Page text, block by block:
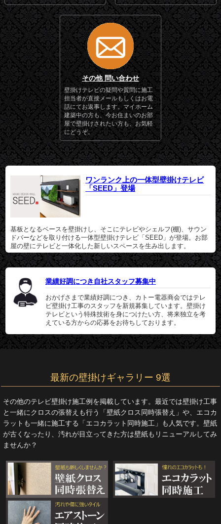
その他 問い合わせ
壁掛けテレビの疑問や質問に施工
担当者が直接メールもしくはお電
話にてお返事します。マイホーム
建築中の方も、今お住まいのお部
屋で壁掛けされたい方も、お気軽
にどうぞ。
ワンランク上の一体型壁掛けテレビ
「SEED」登場
基板となるベースを壁掛けし、そこにテレビやシェルフ(棚)、サウン
ドバーなどを取り付ける一体型壁掛けテレビ「SEED」が登場。お部
屋の壁にテレビと一体化した新しいスペースを生み出します。
業績好調につき自社スタッフ募集中
おかげさまで業績好調につき、カトー電器商会ではテレ
ビ壁掛け工事のスタッフを新規募集しています。壁掛け
テレビという特殊技術を身につけたい方、将来独立を考
えている方からの応募をお待ちしております。
最新の壁掛けギャラリー 9選
その他のテレビ壁掛け施工例を掲載しています。最近では壁掛け工事
と一緒にクロスの張替えも行う「壁紙クロス同時張替え」や、エコカ
ラットも一緒に施工する「エコカラット同時施工」も人気です。壁紙
が古くなったり、汚れが目立ってきた方は壁紙もリニューアルしてみ
ませんか？